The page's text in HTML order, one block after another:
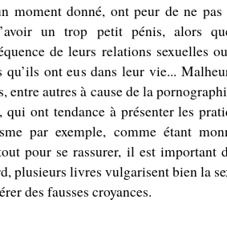
moment donné, ont peur de ne
un trop petit pénis, alors
de leurs relations sexuelles
qu’ils ont eus dans leur vie...
entre autres à cause de la
qui ont tendance à présenter les
par exemple, comme étant
pour se rassurer, il est important
plusieurs livres vulgarisent bien la
des fausses croyances.